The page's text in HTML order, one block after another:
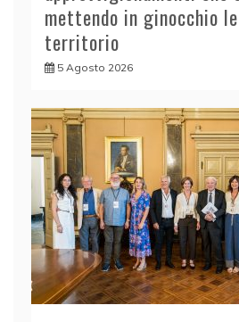
mettendo in ginocchio
territorio
5 Agosto 2026